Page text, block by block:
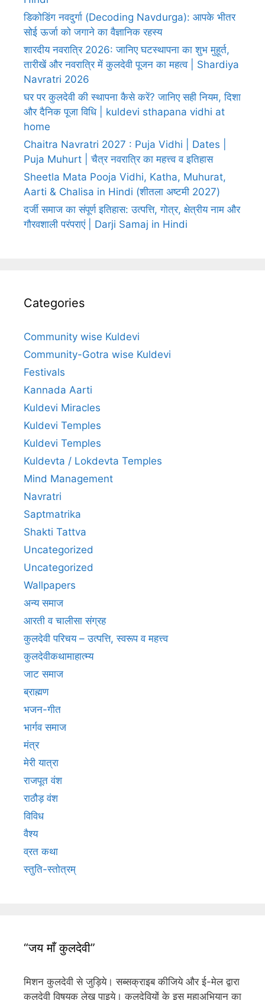
डिकोडिंग नवदुर्गा (Decoding Navdurga): आपके भीतर
सोई ऊर्जा को जगाने का वैज्ञानिक रहस्य
शारदीय नवरात्रि 2026: जानिए घटस्थापना का शुभ मुहूर्त,
तारीखें और नवरात्रि में कुलदेवी पूजन का महत्व | Shardiya
Navratri 2026
घर पर कुलदेवी की स्थापना कैसे करें? जानिए सही नियम, दिशा
और दैनिक पूजा विधि | kuldevi sthapana vidhi at
home
Chaitra Navratri 2027 : Puja Vidhi | Dates |
Puja Muhurt | चैत्र नवरात्रि का महत्त्व व इतिहास
Sheetla Mata Pooja Vidhi, Katha, Muhurat,
Aarti & Chalisa in Hindi (शीतला अष्टमी 2027)
दर्जी समाज का संपूर्ण इतिहास: उत्पत्ति, गोत्र, क्षेत्रीय नाम और
गौरवशाली परंपराएं | Darji Samaj in Hindi
Categories
Community wise Kuldevi
Community-Gotra wise Kuldevi
Festivals
Kannada Aarti
Kuldevi Miracles
Kuldevi Temples
Kuldevi Temples
Kuldevta / Lokdevta Temples
Mind Management
Navratri
Saptmatrika
Shakti Tattva
Uncategorized
Uncategorized
Wallpapers
अन्य समाज
आरती व चालीसा संग्रह
कुलदेवी परिचय – उत्पत्ति, स्वरूप व महत्त्व
कुलदेवीकथामाहात्म्य
जाट समाज
ब्राह्मण
भजन-गीत
भार्गव समाज
मंत्र
मेरी यात्रा
राजपूत वंश
राठौड़ वंश
विविध
वैश्य
व्रत कथा
स्तुति-स्तोत्रम्
“जय माँ कुलदेवी”
मिशन कुलदेवी से जुड़िये। सब्सक्राइब कीजिये और ई-मेल द्वारा
कुलदेवी विषयक लेख पाइये। कुलदेवियों के इस महाअभियान का